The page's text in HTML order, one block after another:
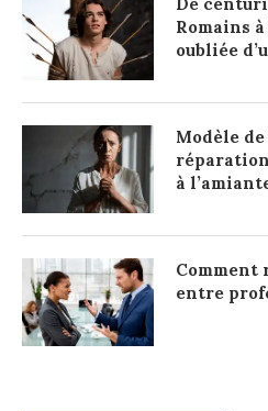
Romains
oubliée
Modèle
à
Comment
entre